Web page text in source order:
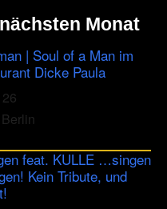
Monat
| Soul of a Man im
Dicke Paula
feat. KULLE …singen
Kein Tribute, und